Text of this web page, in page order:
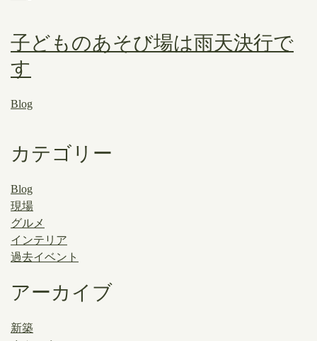
子どものあそび場は雨天決行で
す
Blog
カテゴリー
Blog
現場
グルメ
インテリア
過去イベント
アーカイブ
新築